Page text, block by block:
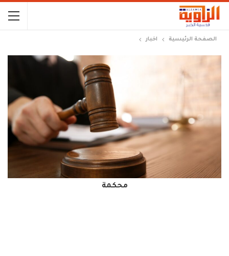
الصفحة الرئيسية اخبار
محكمة